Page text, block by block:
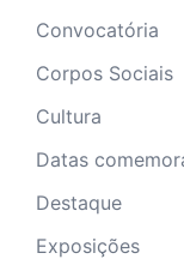
Convocatória
Corpos Sociais
Cultura
Datas
Destaque
Exposições